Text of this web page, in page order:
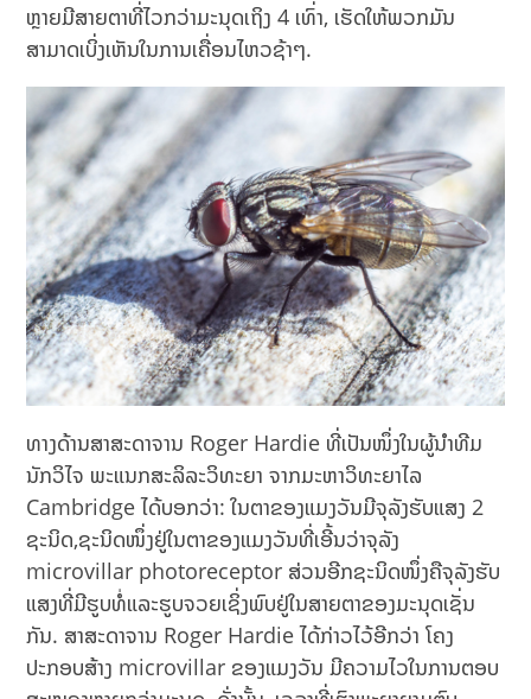
ຫຼາຍມີສາຍຕາທີ່ໄວກວ່າມະນຸດເຖິງ 4 ເທົ່າ, ເຮັດໃຫ້ພວກມັນ
ສາມາດເບິ່ງເຫັນໃນການເຄື່ອນໄຫວຊ້າໆ.
ທາງດ້ານສາສະດາຈານ Roger Hardie ທີ່ເປັນໜຶ່ງໃນຜູ້ນຳທີມ
ນັກວິໄຈ ພະແນກສະລິລະວິທະຍາ ຈາກມະຫາວິທະຍາໄລ
Cambridge ໄດ້ບອກວ່າ: ໃນຕາຂອງແມງວັນມີຈຸລັງຮັບແສງ 2
ຊະນິດ,ຊະນິດໜຶ່ງຢູ່ໃນຕາຂອງແມງວັນທີ່ເອີ້ນວ່າຈຸລັງ
microvillar photoreceptor ສ່ວນອີກຊະນິດໜຶ່ງຄືຈຸລັງຮັບ
ແສງທີ່ມີຮູບທໍ່ແລະຮູບຈວຍເຊິ່ງພົບຢູ່ໃນສາຍຕາຂອງມະນຸດເຊັ່ນ
ກັນ. ສາສະດາຈານ Roger Hardie ໄດ້ກ່າວໄວ້ອີກວ່າ ໂຄງ
ປະກອບສ້າງ microvillar ຂອງແມງວັນ ມີຄວາມໄວໃນການຕອບ